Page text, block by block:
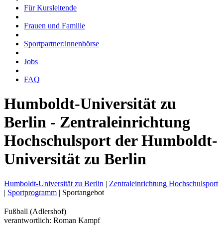
Für Kursleitende
Frauen und Familie
Sportpartner:innenbörse
Jobs
FAQ
Humboldt-Universität zu
Berlin - Zentraleinrichtung
Hochschulsport der Humboldt-
Universität zu Berlin
Humboldt-Universität zu Berlin | Zentraleinrichtung Hochschulsport
| Sportprogramm | Sportangebot
Fußball (Adlershof)
verantwortlich: Roman Kampf